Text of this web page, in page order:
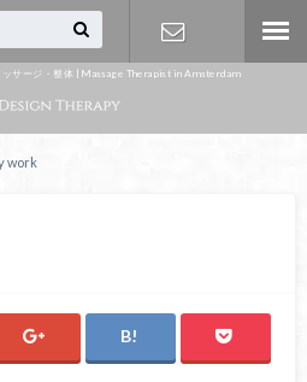
ッサージ・整体 | Massage Therapist in Amsterdam
work